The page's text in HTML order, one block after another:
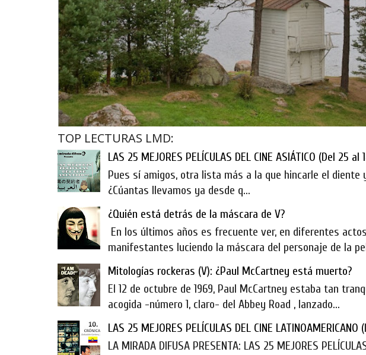
TOP LECTURAS LMD:
LAS 25 MEJORES PELÍCULAS DEL CINE ASIÁTICO (Del 25 al
Pues sí amigos, otra lista más a la que hincarle el diente
¿Cúantas llevamos ya desde q...
¿Quién está detrás de la máscara de V?
En los últimos años es frecuente ver, en diferentes
manifestantes luciendo la máscara del personaje de la
Mitologías rockeras (V): ¿Paul McCartney está muerto?
El 12 de octubre de 1969, Paul McCartney estaba tan
acogida -número 1, claro- del Abbey Road , lanzado...
LAS 25 MEJORES PELÍCULAS DEL CINE LATINOAMERICANO
LA MIRADA DIFUSA PRESENTA: LAS 25 MEJORES